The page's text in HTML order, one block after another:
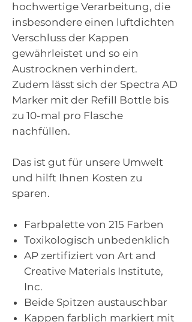
hochwertige Verarbeitung, die
insbesondere einen luftdichten
Verschluss der Kappen
gewährleistet und so ein
Austrocknen verhindert.
Zudem lässt sich der Spectra AD
Marker mit der Refill Bottle bis
zu 10-mal pro Flasche
nachfüllen.
Das ist gut für unsere Umwelt
und hilft Ihnen Kosten zu
sparen.
Farbpalette von 215 Farben
Toxikologisch unbedenklich
AP zertifiziert von Art and
Creative Materials Institute,
Inc.
Beide Spitzen austauschbar
Kappen farblich markiert mit